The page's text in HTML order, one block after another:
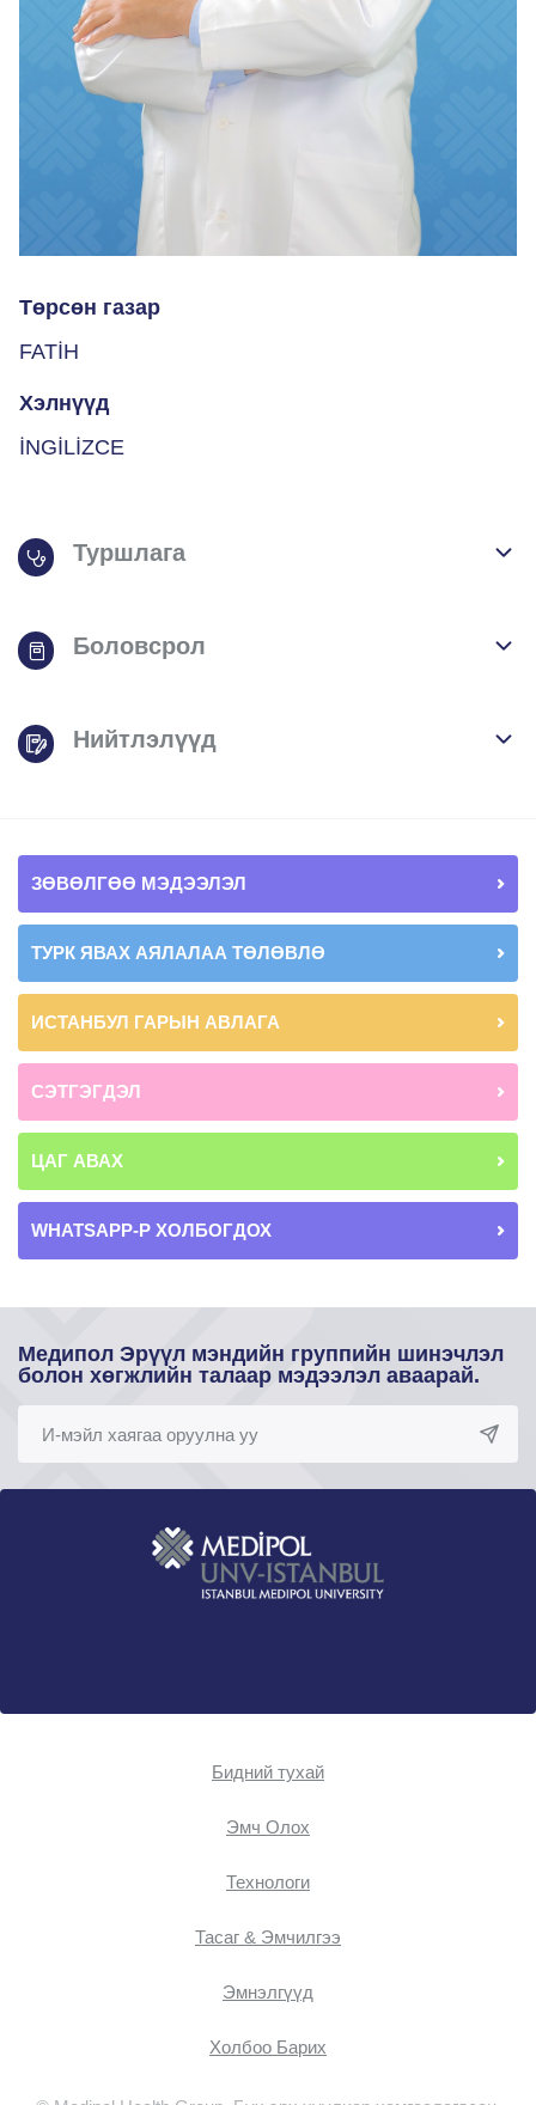
Төрсөн газар
FATİH
Хэлнүүд
İNGİLİZCE
Туршлага
Боловсрол
Нийтлэлүүд
ЗӨВӨЛГӨӨ МЭДЭЭЛЭЛ
ТУРК ЯВАХ АЯЛАЛАА ТӨЛӨВЛӨ
ИСТАНБУЛ ГАРЫН АВЛАГА
СЭТГЭГДЭЛ
ЦАГ АВАХ
WHATSAPP-Р ХОЛБОГДОХ
Медипол Эрүүл мэндийн группийн шинэчлэл
болон хөгжлийн талаар мэдээлэл аваарай.
Бидний тухай
Эмч Oлох
Технологи
Тасаг & Эмчилгээ
Эмнэлгүүд
Холбоо Барих